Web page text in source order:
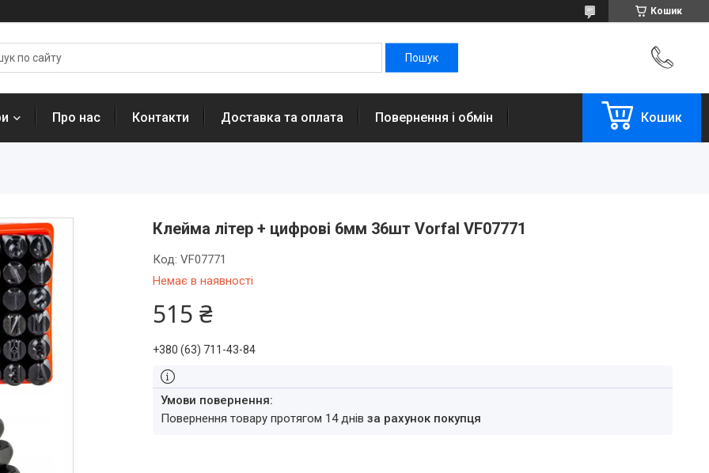
Кошик
Про нас Контакти Доставка та оплата Повернення і обмін Кошик
Клейма літер + цифрові 6мм 36шт Vorfal VF07771
Немає в наявності
Код:VF07771
515 ₴
+380 (63) 711-43-84
повернення товару протягом 14 днівза рахунок покупця